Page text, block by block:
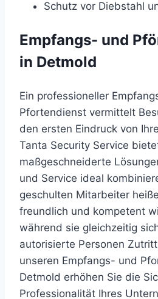
Schutz vor Diebstahl
Empfangs- und
in Detmold
Ein professioneller
Pfortendienst vermittelt
den ersten Eindruck von
Tanta Security Service
maßgeschneiderte
und Service ideal
geschulten Mitarbeiter
freundlich und kompetent
während sie gleichzeitig
autorisierte Personen
unseren Empfangs- und
Detmold erhöhen Sie die
Professionalität Ihres